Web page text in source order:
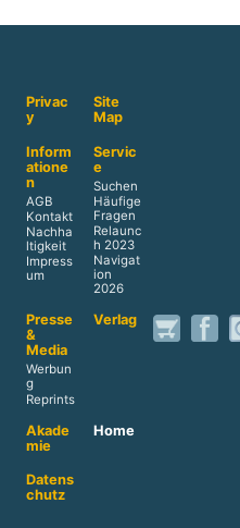
Privac
y
Site
Map
Inform
atione
n
AGB
Kontakt
Nachha
ltigkeit
Impress
um
Servic
e
Suchen
Häufige
Fragen
Relaunc
h 2023
Navigat
ion
2026
Presse
&
Media
Werbun
g
Reprints
Verlag
Akade
mie
Home
Datens
chutz